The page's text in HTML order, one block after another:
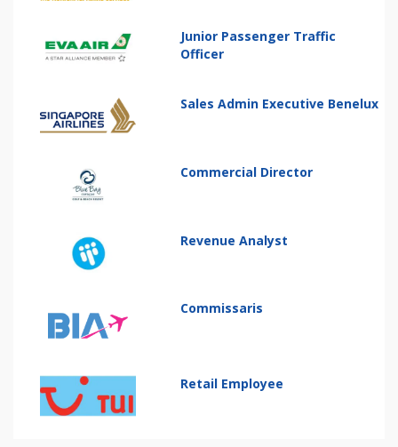
Junior Passenger Traffic
Officer
Sales Admin Executive Benelux
Commercial Director
Revenue Analyst
Commissaris
Retail Employee